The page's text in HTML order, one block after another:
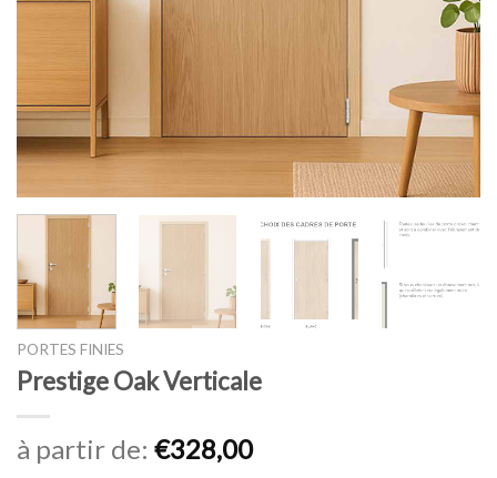
PORTES FINIES
Prestige Oak Verticale
à partir de: €328,00